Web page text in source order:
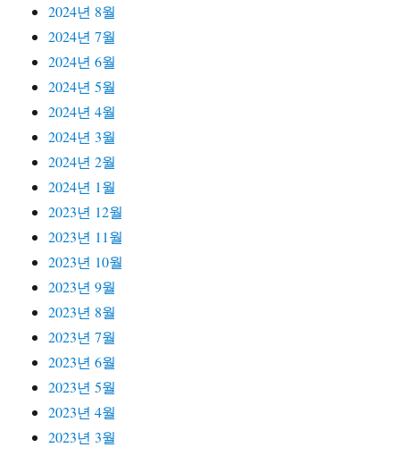
2024년 8월
2024년 7월
2024년 6월
2024년 5월
2024년 4월
2024년 3월
2024년 2월
2024년 1월
2023년 12월
2023년 11월
2023년 10월
2023년 9월
2023년 8월
2023년 7월
2023년 6월
2023년 5월
2023년 4월
2023년 3월